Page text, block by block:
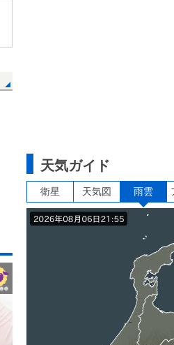
天気ガイド
衛星 天気図 雨雲